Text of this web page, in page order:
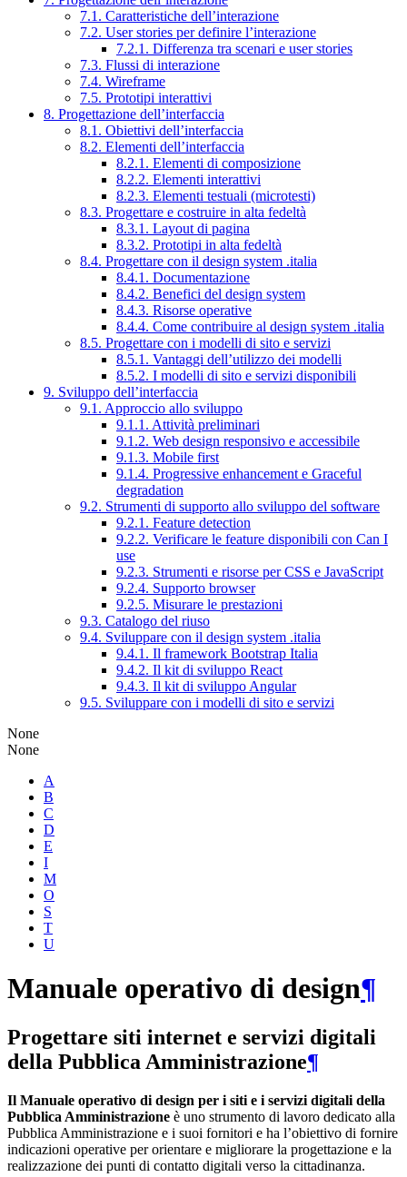
7.1. Caratteristiche dell’interazione
7.2. User stories per definire l’interazione
7.2.1. Differenza tra scenari e user stories
7.3. Flussi di interazione
7.4. Wireframe
7.5. Prototipi interattivi
8. Progettazione dell’interfaccia
8.1. Obiettivi dell’interfaccia
8.2. Elementi dell’interfaccia
8.2.1. Elementi di composizione
8.2.2. Elementi interattivi
8.2.3. Elementi testuali (microtesti)
8.3. Progettare e costruire in alta fedeltà
8.3.1. Layout di pagina
8.3.2. Prototipi in alta fedeltà
8.4. Progettare con il design system .italia
8.4.1. Documentazione
8.4.2. Benefici del design system
8.4.3. Risorse operative
8.4.4. Come contribuire al design system .italia
8.5. Progettare con i modelli di sito e servizi
8.5.1. Vantaggi dell’utilizzo dei modelli
8.5.2. I modelli di sito e servizi disponibili
9. Sviluppo dell’interfaccia
9.1. Approccio allo sviluppo
9.1.1. Attività preliminari
9.1.2. Web design responsivo e accessibile
9.1.3. Mobile first
9.1.4. Progressive enhancement e Graceful
degradation
9.2. Strumenti di supporto allo sviluppo del software
9.2.1. Feature detection
9.2.2. Verificare le feature disponibili con Can I
use
9.2.3. Strumenti e risorse per CSS e JavaScript
9.2.4. Supporto browser
9.2.5. Misurare le prestazioni
9.3. Catalogo del riuso
9.4. Sviluppare con il design system .italia
9.4.1. Il framework Bootstrap Italia
9.4.2. Il kit di sviluppo React
9.4.3. Il kit di sviluppo Angular
9.5. Sviluppare con i modelli di sito e servizi
None
None
A
B
C
D
E
I
M
O
S
T
U
Manuale operativo di design¶
Progettare siti internet e servizi digitali
della Pubblica Amministrazione¶
Il Manuale operativo di design per i siti e i servizi digitali della
Pubblica Amministrazione è uno strumento di lavoro dedicato alla
Pubblica Amministrazione e i suoi fornitori e ha l’obiettivo di fornire
indicazioni operative per orientare e migliorare la progettazione e la
realizzazione dei punti di contatto digitali verso la cittadinanza.